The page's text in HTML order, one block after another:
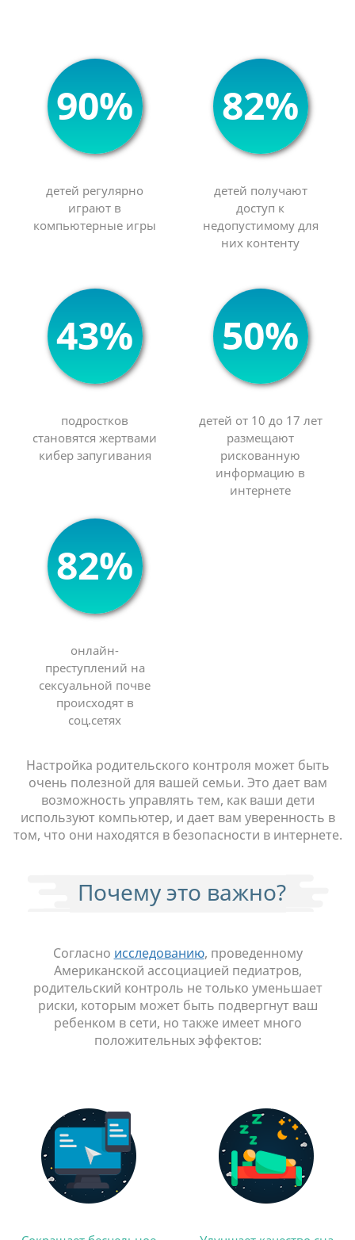
90%
детей регулярно
играют в
компьютерные игры
82%
детей получают
доступ к
недопустимому для
них контенту
43%
подростков
становятся жертвами
кибер запугивания
50%
детей от 10 до 17 лет
размещают
рискованную
информацию в
интернете
82%
онлайн-
преступлений на
сексуальной почве
происходят в
соц.сетях
Настройка родительского контроля может быть
очень полезной для вашей семьи. Это дает вам
возможность управлять тем, как ваши дети
используют компьютер, и дает вам уверенность в
том, что они находятся в безопасности в интернете.
Почему это важно?
Согласно исследованию, проведенному
Американской ассоциацией педиатров,
родительский контроль не только уменьшает
риски, которым может быть подвергнут ваш
ребенком в сети, но также имеет много
положительных эффектов: